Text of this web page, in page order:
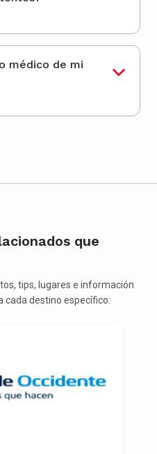
médico de mi
que
tips, lugares e información
cada destino específico: